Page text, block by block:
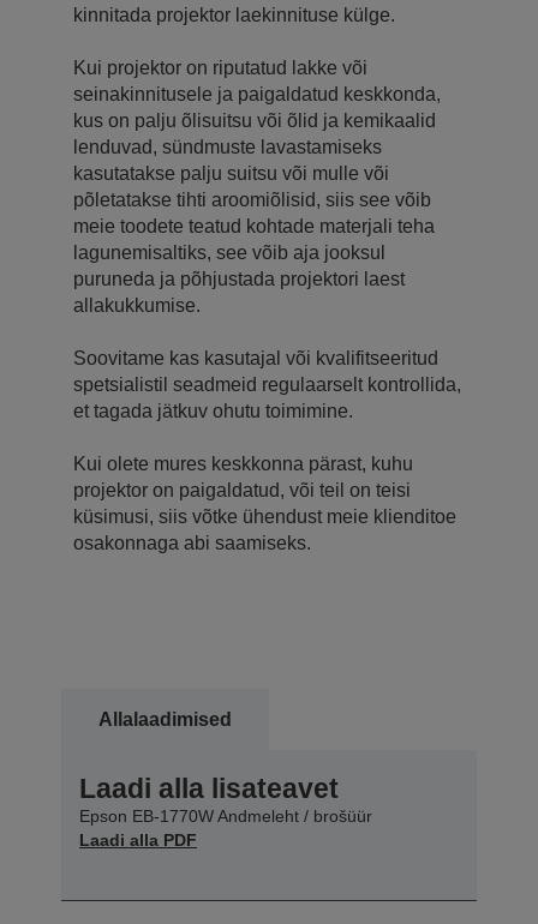
kinnitada projektor laekinnituse külge.
Kui projektor on riputatud lakke või
seinakinnitusele ja paigaldatud keskkonda,
kus on palju õlisuitsu või õlid ja kemikaalid
lenduvad, sündmuste lavastamiseks
kasutatakse palju suitsu või mulle või
põletatakse tihti aroomiõlisid, siis see võib
meie toodete teatud kohtade materjali teha
lagunemisaltiks, see võib aja jooksul
puruneda ja põhjustada projektori laest
allakukkumise.
Soovitame kas kasutajal või kvalifitseeritud
spetsialistil seadmeid regulaarselt kontrollida,
et tagada jätkuv ohutu toimimine.
Kui olete mures keskkonna pärast, kuhu
projektor on paigaldatud, või teil on teisi
küsimusi, siis võtke ühendust meie klienditoe
osakonnaga abi saamiseks.
Allalaadimised
Laadi alla lisateavet
Epson EB-1770W Andmeleht / brošüür
Laadi alla PDF